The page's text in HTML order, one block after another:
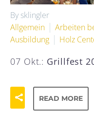
By sklingler
Allgemein
Arbeiten
Ausbildung
Holz
07 Okt.: Grillfest
READ MORE